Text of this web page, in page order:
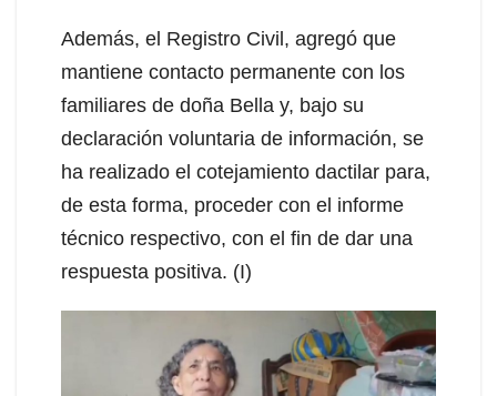
Además, el Registro Civil, agregó que
mantiene contacto permanente con los
familiares de doña Bella y, bajo su
declaración voluntaria de información, se
ha realizado el cotejamiento dactilar para,
de esta forma, proceder con el informe
técnico respectivo, con el fin de dar una
respuesta positiva. (I)